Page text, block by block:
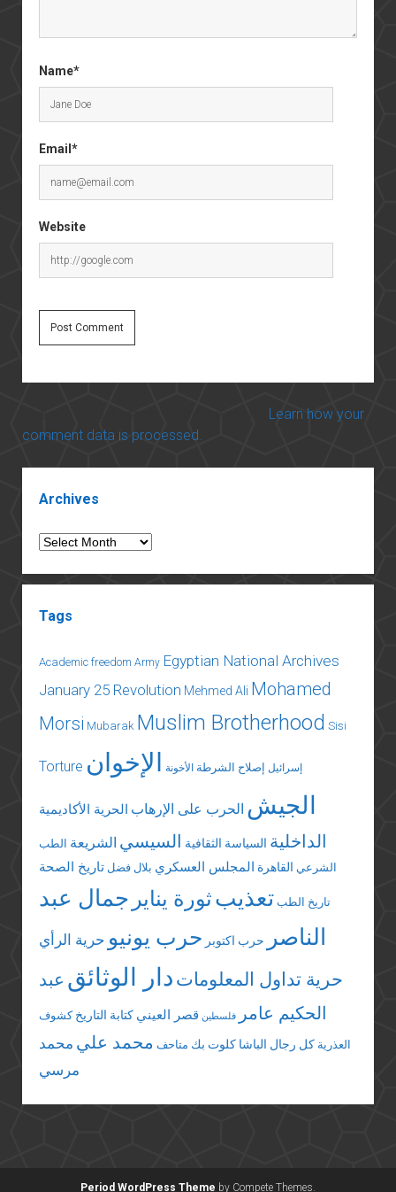
Name*
Email*
Website
Learn how your
comment data is processed.
Archives
Archives
Tags
Academic freedom Army Egyptian National Archives
January 25 Revolution Mehmed Ali Mohamed
Morsi Mubarak Muslim Brotherhood Sisi
Torture إسرائيل إصلاح الشرطة الأخونة الإخوان
الجيش الحرب على الإرهاب الحرية الأكاديمية
الداخلية السياسة الثقافية السيسي الشريعة الطب
الشرعي القاهرة المجلس العسكري بلال فضل تاريخ الصحة
تاريخ الطب تعذيبثورة يناير جمال عبد
الناصر
حرب اكتوبر حرب يونيو حرية الرأي
حرية تداول المعلومات دار الوثائق عبد
الحكيم عامر
فلسطين قصر العيني كتابة التاريخ كشوف
العذرية كل رجال الباشا كلوت بك متاحف محمد علي محمد
مرسي
Period WordPress Theme by Compete Themes.